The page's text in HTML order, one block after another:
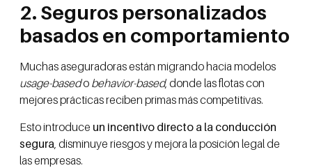
2. Seguros personalizados
basados en comportamiento
Muchas aseguradoras están migrando hacia modelos
usage-basedo behavior-based, donde las flotas con
mejores prácticas reciben primas más competitivas.
Esto introduce un incentivo directo a la conducción
segura , disminuye riesgos y mejora la posición legal de
las empresas.